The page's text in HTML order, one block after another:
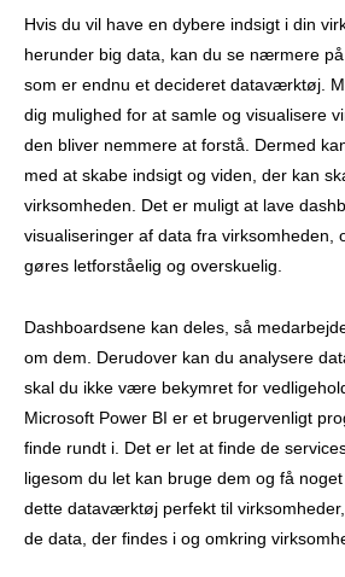
Hvis du vil have en dybere indsigt i din
herunder big data, kan du se nærmere på
som er endnu et decideret dataværktøj.
dig mulighed for at samle og visualisere
den bliver nemmere at forstå. Dermed
med at skabe indsigt og viden, der kan
virksomheden. Det er muligt at lave
visualiseringer af data fra virksomheden,
gøres letforståelig og overskuelig.
Dashboardsene kan deles, så
om dem. Derudover kan du analysere
skal du ikke være bekymret for
Microsoft Power BI er et brugervenligt
finde rundt i. Det er let at finde de
ligesom du let kan bruge dem og få
dette dataværktøj perfekt til
de data, der findes i og omkring